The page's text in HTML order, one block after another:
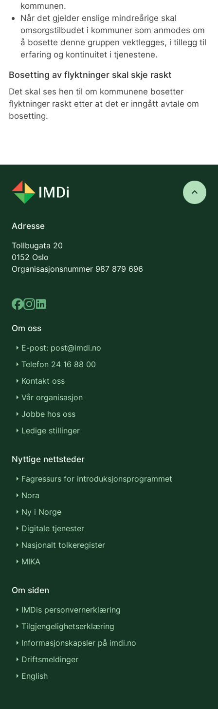
kommunen.
Når det gjelder enslige mindreårige skal
omsorgstilbudet i kommuner som anmodes om
å bosette denne gruppen vektlegges, i tillegg til
erfaring og kontinuitet i tjenestene.
Bosetting av flyktninger skal skje raskt
Det skal ses hen til om kommunene bosetter
flyktninger raskt etter at det er inngått avtale om
bosetting.
keyboard_arrow_up
Adresse
Tollbugata 20
0152 Oslo
Organisasjonsnummer 987 879 696
Om oss
E-post: post@imdi.no
Telefon 24 16 88 00
Kontakt oss
Vår organisasjon
Jobbe hos oss
Ledige stillinger
Nyttige nettsteder
Fagressurs for introduksjonsprogrammet
Nora
Ny i Norge
Digitale tjenester
Nasjonalt tolkeregister
MIKA
Om siden
IMDis personvernerklæring
Tilgjengelighetserklæring
Informasjonskapsler på imdi.no
Driftsmeldinger
English